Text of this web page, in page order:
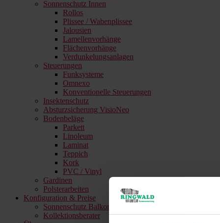
Sonnenschutz Innen
Rollos
Plissee / Wabenplissee
Jalousien
Lamellenvorhänge
Flächenvorhänge
Verdunkelungsanlagen
Steuerungen
Funksysteme
Omnexo
Konventionelle Steuerungen
Insektenschutz
Absturzsicherung VisioNeo
Bodenbeläge
Parkett
Linoleum
Laminat
Teppich
Kork
PVC / Vinyl
Gardinen
Polsterarbeiten
Konfiguration & Preise
Sonnenschutz Balkon & Terrasse
Kollektionsberater